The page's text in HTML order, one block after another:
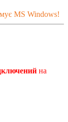
MS Windows!
на